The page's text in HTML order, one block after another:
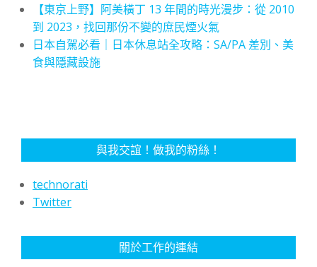
【東京上野】阿美橫丁 13 年間的時光漫步：從 2010
到 2023，找回那份不變的庶民煙火氣
日本自駕必看｜日本休息站全攻略：SA/PA 差別、美
食與隱藏設施
與我交誼！做我的粉絲！
technorati
Twitter
關於工作的連結